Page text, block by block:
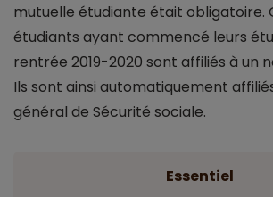
mutuelle étudiante était obligatoire.
étudiants ayant commencé leurs
rentrée 2019-2020 sont affiliés à un
Ils sont ainsi automatiquement
général de Sécurité sociale.
Essentiel